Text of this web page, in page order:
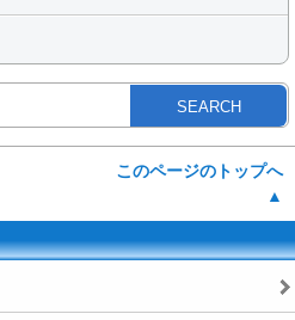
SEARCH
このページのトップへ
▲